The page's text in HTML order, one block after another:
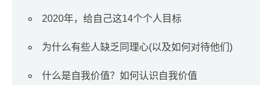
2020年，给自己这14个个人目标
为什么有些人缺乏同理心(以及如何对待他们)
什么是自我价值？如何认识自我价值